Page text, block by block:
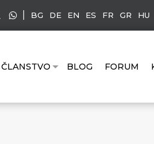
BG DE EN ES FR GR HU
ČLANSTVO BLOG FORUM